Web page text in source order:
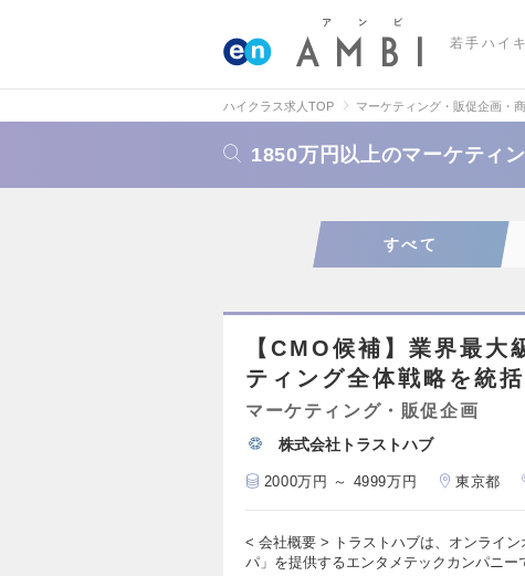
若手ハイ
ハイクラス求人TOP マーケティング・販促企画・
1850万円以上のマーケティ
すべて
【CMO候補】業界最
ティング全体戦略を統括
マーケティング・販促企画
株式会社トラストハブ
2000万円 ～ 4999万円 東京都
< 会社概要 > トラストハブは、オンライ
パ」を提供するエンタメテックカンパニー